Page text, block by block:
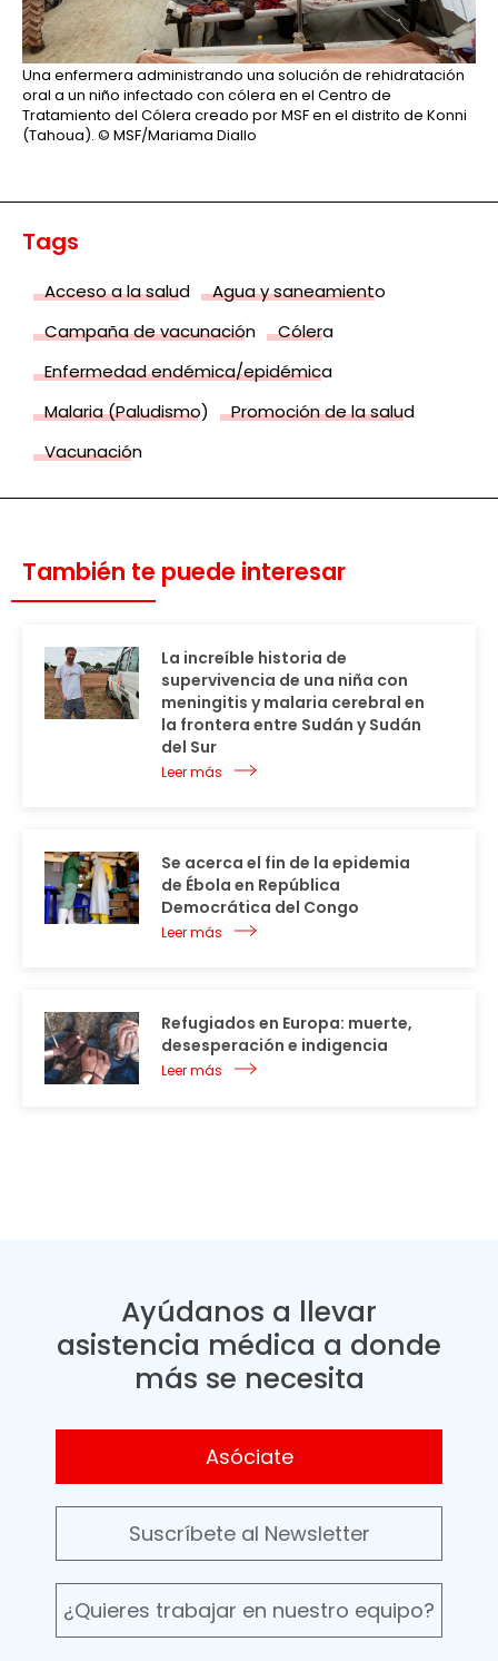
Una enfermera administrando una solución de rehidratación
oral a un niño infectado con cólera en el Centro de
Tratamiento del Cólera creado por MSF en el distrito de Konni
(Tahoua). © MSF/Mariama Diallo
Tags
Acceso a la salud
Agua y saneamiento
Campaña de vacunación
Cólera
Enfermedad endémica/epidémica
Malaria (Paludismo)
Promoción de la salud
Vacunación
También te puede interesar
La increíble historia de
supervivencia de una niña con
meningitis y malaria cerebral en
la frontera entre Sudán y Sudán
del Sur
Leer más
Se acerca el fin de la epidemia
de Ébola en República
Democrática del Congo
Leer más
Refugiados en Europa: muerte,
desesperación e indigencia
Leer más
Ayúdanos a llevar
asistencia médica a donde
más se necesita
Asóciate
Suscríbete al Newsletter
¿Quieres trabajar en nuestro equipo?